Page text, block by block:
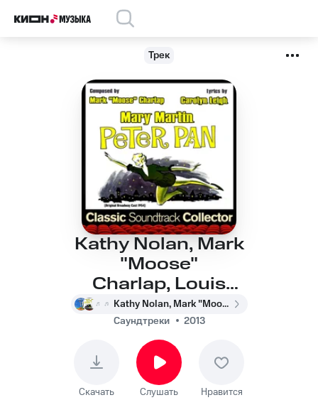
Трек
Kathy Nolan, Mark
"Moose"
Charlap, Louis
Adrian, Winter Garden
Theatre
Orchestra, Jule
Styne, Mary Martin -
Distant Melody
Kathy Nolan, Mark "Moose" Charlap, Louis Adrian, Winter Garden Theatre Orchestra, Jule Styne, Mary Martin
Саундтреки
2013
Скачать Слушать Нравится